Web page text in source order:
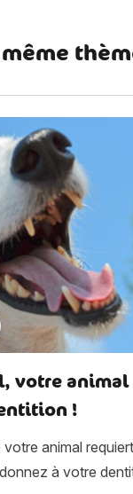
votre animal
!
votre animal
à votre